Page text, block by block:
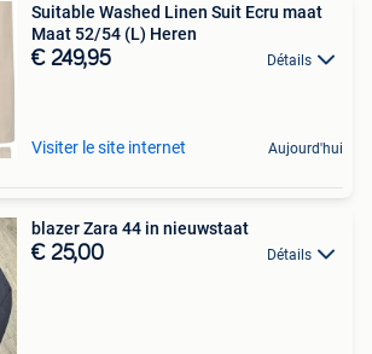
Suitable Washed Linen Suit Ecru maat
Maat 52/54 (L) Heren
€ 249,95 Détails
Visiter le site internet Aujourd'hui
blazer Zara 44 in nieuwstaat
€ 25,00 Détails